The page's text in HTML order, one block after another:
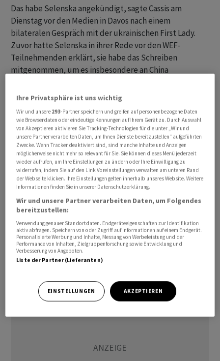
Das habe Selenska angekündigt, sagte Cassis am
Dienstag vor den Medien in Davos nach einem
bilateralen Gespräch mit der ukrainischen First Lady.
Zuvor hatte Selenska in ihrer Rede vor den WEF-
Teilnehmenden erklärt, sie habe das Schreiben
mitgenommen, um es insbesondere an China
ausschliesslich um die Unterstützung der Schweiz in
der humanitären Hilfe. Die ukrainische First Lady habe
vor allem auch um Hilfe gebeten für ihre Stiftung, die
sich mit Waisenkindern beschäftige, so der
Aussenminister.
"Ich konnte Olena Selenska die weitere Intensivierung
unserer Zusammenarbeit versprechen", sagte Cassis.
aushandeln. Man werde die maximal mögliche Hilfe
anbieten. Das Hilfspaket der Schweiz werde
höchstwahrscheinlich in der ersten Jahreshälfte bereit
sein. Man sei daran, dieses vorzubereiten.
Ihre Privatsphäre ist uns wichtig
Wir und unsere 293-Partner speichern und greifen auf personenbezogene Daten
wie Browserdaten oder eindeutige Kennungen auf Ihrem Gerät zu. Durch Auswahl
von Akzeptieren aktivieren Sie Tracking-Technologien für die unter „Wir und
unsere Partner verarbeiten Daten, um Ihnen Dienste bereitzustellen“ aufgeführten
Zwecke. Wenn Tracker deaktiviert sind, sind manche Inhalte und Anzeigen
möglicherweise nicht mehr so relevant für Sie. Sie können dieses Menü jederzeit
wieder aufrufen, um Ihre Einstellungen zu ändern oder Ihre Einwilligung zu
widerrufen, indem Sie auf den Link Voreinstellungen verwalten am unteren Rand
der Webseite klicken. Ihre Einstellungen gelten innerhalb unseres Website. Weitere
Informationen finden Sie in unserer Datenschutzerklärung.
Wir und unsere Partner verarbeiten Daten, um Folgendes
bereitzustellen:
Verwendung genauer Standortdaten. Endgeräteeigenschaften zur Identifikation
aktiv abfragen. Speichern von oder Zugriff auf Informationen auf einem Endgerät.
Personalisierte Werbung und Inhalte, Messung von Werbeleistung und der
Performance von Inhalten, Zielgruppenforschung sowie Entwicklung und
Verbesserung von Angeboten.
Liste der Partner (Lieferanten)
EINSTELLUNGEN AKZEPTIEREN